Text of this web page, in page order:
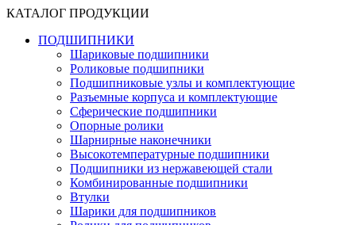
КАТАЛОГ ПРОДУКЦИИ
ПОДШИПНИКИ
Шариковые подшипники
Роликовые подшипники
Подшипниковые узлы и комплектующие
Разъемные корпуса и комплектующие
Сферические подшипники
Опорные ролики
Шарнирные наконечники
Высокотемпературные подшипники
Подшипники из нержавеющей стали
Комбинированные подшипники
Втулки
Шарики для подшипников